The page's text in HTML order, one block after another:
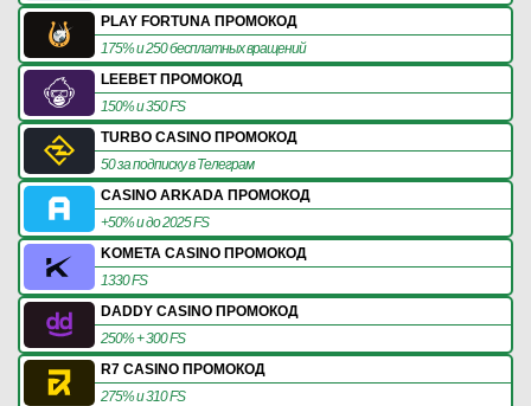
PLAY FORTUNA ПРОМОКОД
175% и 250 бесплатных вращений
LEEBET ПРОМОКОД
150% и 350 FS
TURBO CASINO ПРОМОКОД
50 за подписку в Телеграм
CASINO ARKADA ПРОМОКОД
+50% и до 2025 FS
KOMETA CASINO ПРОМОКОД
1330 FS
DADDY CASINO ПРОМОКОД
250% + 300 FS
R7 CASINO ПРОМОКОД
275% и 310 FS